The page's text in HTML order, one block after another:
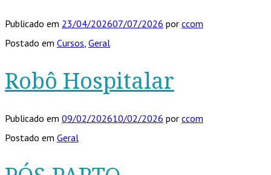
Publicado em 23/04/202607/07/2026 por ccom
Postado em Cursos Geral
Robô Hospitalar
Publicado em 09/02/202610/02/2026 por ccom
Postado em Geral